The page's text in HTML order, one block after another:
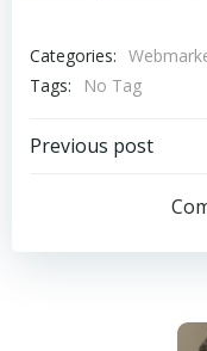
Categories:
Tags:
No Tag
Post
Previous post